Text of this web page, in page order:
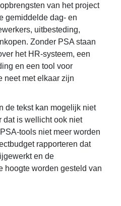
van het project
gemiddelde dag- en
uitbesteding,
Zonder PSA staan
het HR-systeem, een
en een tool voor
neet met elkaar zijn
de tekst kan mogelijk niet
dat is wellicht ook niet
tools niet meer worden
rapporteren dat
en de
hoogte worden gesteld van